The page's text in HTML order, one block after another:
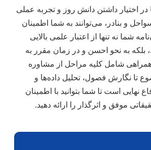
اختیار داشتن دانش روز و تجربه عملی
و بنادر، می‌توانند به شما اطمینان
شما نه تنها از اعتبار علمی بالایی
بلکه به نحو احسن و در زمان مقرر به
شامل کلیه مراحل از مشاوره
تا نگارش فصول، تحلیل داده‌ها و
نهایی است تا شما بتوانید با اطمینان
موفق و اثرگذار را ارائه دهید.